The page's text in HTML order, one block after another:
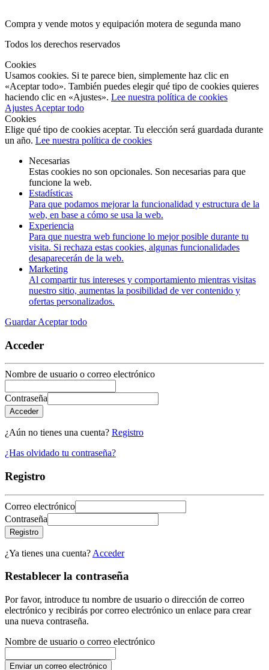
Compra y vende motos y equipación motera de segunda mano
Todos los derechos reservados
Cookies
Usamos cookies. Si te parece bien, simplemente haz clic en
«Aceptar todo». También puedes elegir qué tipo de cookies quieres
haciendo clic en «Ajustes». Lee nuestra política de cookies
Ajustes Aceptar todo
Cookies
Elige qué tipo de cookies aceptar. Tu elección será guardada durante
un año. Lee nuestra política de cookies
Necesarias
Estas cookies no son opcionales. Son necesarias para que
funcione la web.
Estadísticas
Para que podamos mejorar la funcionalidad y estructura de la
web, en base a cómo se usa la web.
Experiencia
Para que nuestra web funcione lo mejor posible durante tu
visita. Si rechaza estas cookies, algunas funcionalidades
desaparecerán de la web.
Marketing
Al compartir tus intereses y comportamiento mientras visitas
nuestro sitio, aumentas la posibilidad de ver contenido y
ofertas personalizados.
GuardarAceptar todo
Acceder
Nombre de usuario o correo electrónico
Contraseña
Acceder
¿Aún no tienes una cuenta? Registro
¿Has olvidado tu contraseña?
Registro
Correo electrónico
Contraseña
Registro
¿Ya tienes una cuenta? Acceder
Restablecer la contraseña
Por favor, introduce tu nombre de usuario o dirección de correo
electrónico y recibirás por correo electrónico un enlace para crear
una nueva contraseña.
Nombre de usuario o correo electrónico
Enviar un correo electrónico